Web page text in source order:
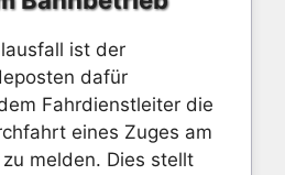
ist der
dafür
Fahrdienstleiter die
eines Zuges am
melden. Dies stellt